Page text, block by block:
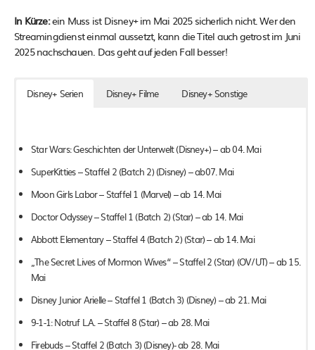
In Kürze:ein Muss ist Disney+ im Mai 2025 sicherlich nicht. Wer den
Streamingdienst einmal aussetzt, kann die Titel auch getrost im Juni
2025 nachschauen. Das geht auf jeden Fall besser!
Disney+ Serien Disney+ Filme Disney+ Sonstige
Star Wars: Geschichten der Unterwelt (Disney+) – ab 04. Mai
SuperKitties – Staffel 2 (Batch 2) (Disney) – ab07. Mai
Moon Girls Labor – Staffel 1 (Marvel) – ab 14. Mai
Doctor Odyssey – Staffel 1 (Batch 2) (Star) – ab 14. Mai
Abbott Elementary – Staffel 4 (Batch 2) (Star) – ab 14. Mai
„The Secret Lives of Mormon Wives“ – Staffel 2 (Star) (OV/UT) – ab 15.
Mai
Disney Junior Arielle – Staffel 1 (Batch 3) (Disney) – ab 21. Mai
9-1-1: Notruf L.A. – Staffel 8 (Star) – ab 28. Mai
Firebuds – Staffel 2 (Batch 3) (Disney)- ab 28. Mai